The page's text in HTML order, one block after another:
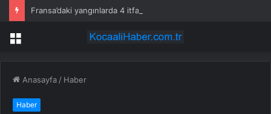
Fransa’daki yangınlarda 4 itfaiye eri hayatını kaybetti
Menü
Anasayfa / Haber
Haber